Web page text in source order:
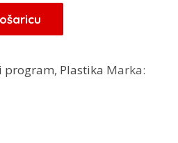
2,55 KM.
program, Plastika Marka: